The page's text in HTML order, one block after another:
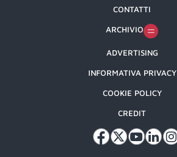
CONTATTI
ARCHIVIO
ADVERTISING
INFORMATIVA PRIVACY
COOKIE POLICY
CREDIT